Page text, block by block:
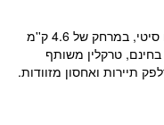
מקום האירוח CH Guest Inn ממוקם בסבו סיטי, במרחק של 4.6 ק''מ
בחינם, טרקלין משותף
של 2 כוכבים) יש דלפק תיירות ואחסון מזוודות.